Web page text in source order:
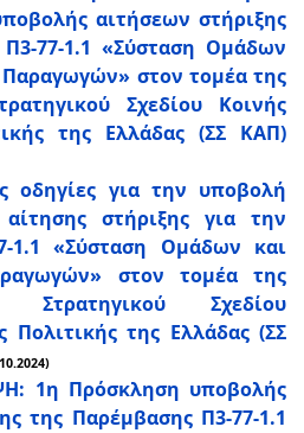
αιτήσεων στήριξης
77-1.1 «Σύσταση Ομάδων
στον τομέα της
Σχεδίου Κοινής
της Ελλάδας (ΣΣ ΚΑΠ)
οδηγίες για την υποβολή
στήριξης για την
1.1 «Σύσταση Ομάδων και
στον τομέα της
Στρατηγικού Σχεδίου
Πολιτικής της Ελλάδας (ΣΣ
1η Πρόσκληση υποβολής
της Παρέμβασης Π3-77-1.1